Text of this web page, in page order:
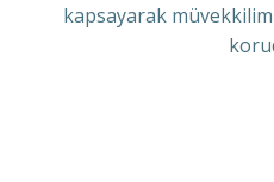
kapsayarak